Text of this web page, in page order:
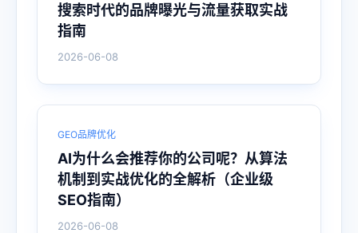
搜索时代的品牌曝光与流量获取实战
指南
2026-06-08
GEO品牌优化
AI为什么会推荐你的公司呢？从算法
机制到实战优化的全解析（企业级
SEO指南）
2026-06-08